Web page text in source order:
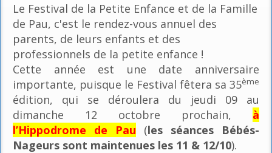
Le Festival de la Petite Enfance et de la Famille
de Pau, c'est le rendez-vous annuel des
parents, de leurs enfants et des
professionnels de la petite enfance !
Cette année est une date anniversaire
importante, puisque le Festival fêtera sa 35ème
édition, qui se déroulera du jeudi 09 au
dimanche 12 octobre prochain, à
l’Hippodrome de Pau (les séances Bébés-
Nageurs sont maintenues les 11 & 12/10).